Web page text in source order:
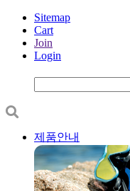
Sitemap
Cart
Join
Login
제품안내